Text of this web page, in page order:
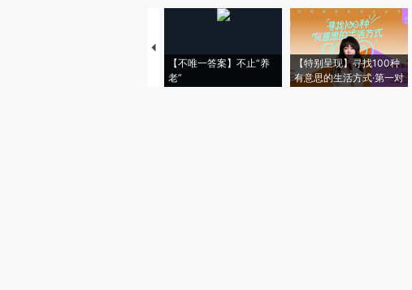
【不唯一答案】不止“养
老”
【特别呈现】寻找100种
有意思的生活方式·第一对